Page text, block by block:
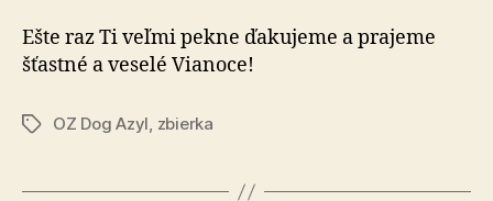
Ešte raz Ti veľmi pekne ďakujeme a prajeme
šťastné a veselé Vianoce!
ZnačkyOZ Dog Azyl, zbierka